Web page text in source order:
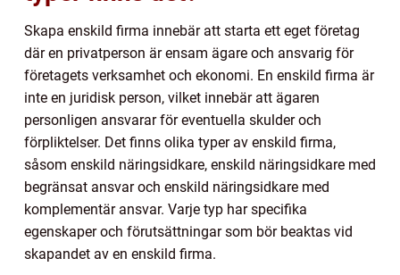
Skapa enskild firma innebär att starta ett eget företag
där en privatperson är ensam ägare och ansvarig för
företagets verksamhet och ekonomi. En enskild firma är
inte en juridisk person, vilket innebär att ägaren
personligen ansvarar för eventuella skulder och
förpliktelser. Det finns olika typer av enskild firma,
såsom enskild näringsidkare, enskild näringsidkare med
begränsat ansvar och enskild näringsidkare med
komplementär ansvar. Varje typ har specifika
egenskaper och förutsättningar som bör beaktas vid
skapandet av en enskild firma.